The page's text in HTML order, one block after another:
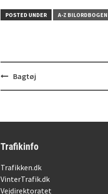
POSTED UNDER A-Z BILORDBOGEN
PostBagtøj
Trafikinfo
Trafikken.dk
VinterTrafik.dk
Vejdirektoratet